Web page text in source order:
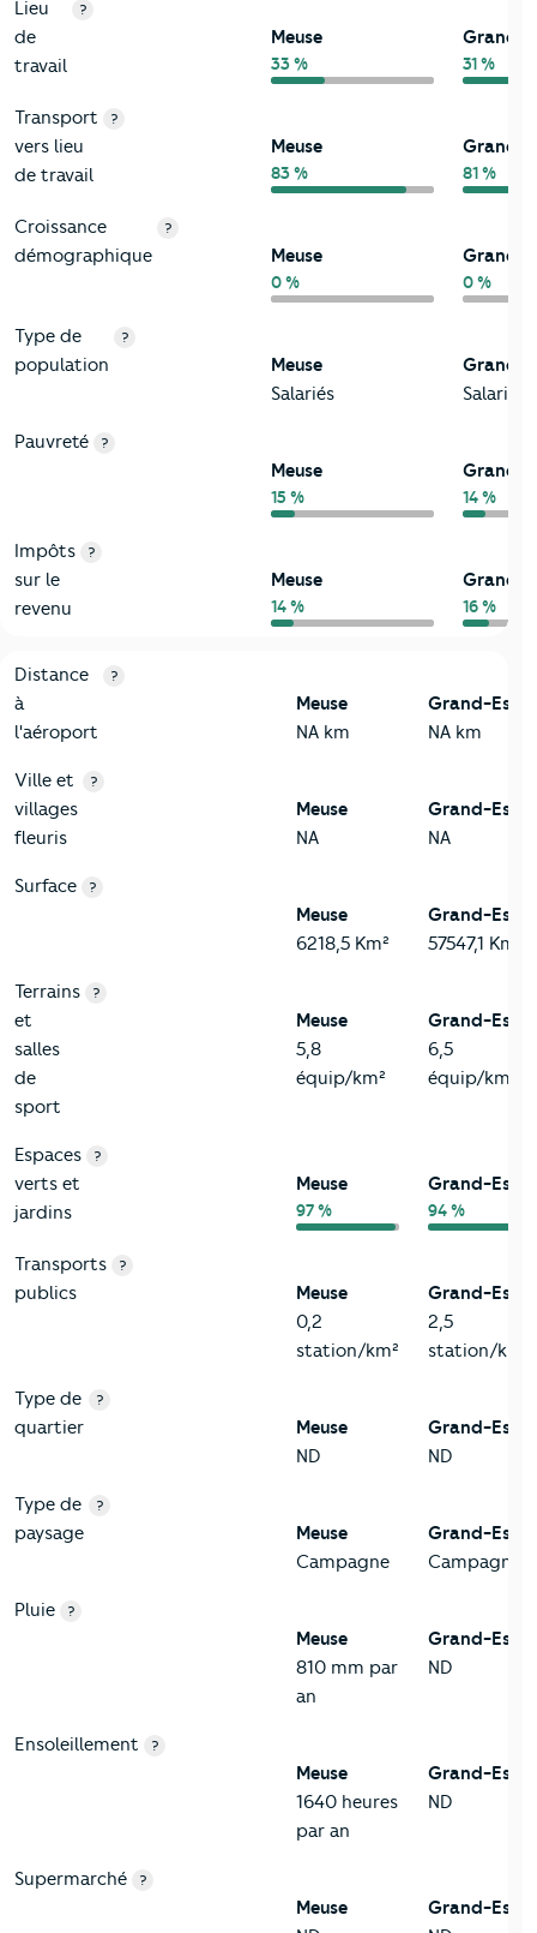
Lieu
de
travail
?
Meuse
33 %
Grand-
31 %
Transport
vers lieu
de travail
?
Meuse
83 %
Grand-
81 %
Croissance
démographique
?
Meuse
0 %
Grand-
0 %
Type de
population
?
Meuse
Salariés
Grand-
Salariés
Pauvreté ?
Meuse
15 %
Grand-
14 %
Impôts
sur le
revenu
?
Meuse
14 %
Grand-
16 %
3-Environnement
Critères Meuse
Distance
à
l'aéroport
?
Meuse
NA km
Grand-Est
NA km
Ville et
villages
fleuris
?
Meuse
NA
Grand-Est
NA
Surface ?
Meuse
6218,5 Km²
Grand-Est
57547,1 Km²
Terrains
et
salles
de
sport
?
Meuse
5,8
équip/km²
Grand-Est
6,5
équip/km²
Espaces
verts et
jardins
?
Meuse
97 %
Grand-Est
94 %
Transports
publics
?
Meuse
0,2
station/km²
Grand-Est
2,5
station/km²
Type de
quartier
?
Meuse
ND
Grand-Est
ND
Type de
paysage
?
Meuse
Campagne
Grand-Est
Campagne
Pluie ?
Meuse
810 mm par
an
Grand-Est
ND
Ensoleillement ?
Meuse
1640 heures
par an
Grand-Est
ND
Supermarché ?
Meuse
Grand-Est